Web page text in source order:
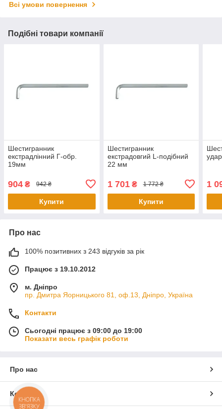
Всі умови повернення
Подібні товари компанії
Шестигранник
екстрадлінний Г-обр.
19мм
904 ₴ 942 ₴
Купити
Шестигранник
екстрадовгий L-подібний
22 мм
1 701₴ 1 772 ₴
Купити
1
Про нас
100% позитивних з 243 відгуків за рік
Працює з 19.10.2012
м. Дніпро
пр. Дмитра Яорницького 81, оф.13, Дніпро, Україна
Контакти
Сьогодні працює з 09:00 до 19:00
Показати весь графік роботи
Про нас
Контакти
КНОПКА
ЗВ'ЯЗКУ